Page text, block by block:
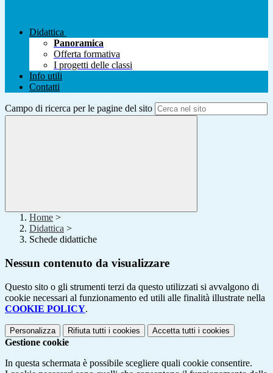
Didattica
Panoramica
Offerta formativa
I progetti delle classi
Info utili
Contatti
Campo di ricerca per le pagine del sito
Home >
Didattica >
Schede didattiche
Nessun contenuto da visualizzare
Questo sito o gli strumenti terzi da questo utilizzati si avvalgono di
cookie necessari al funzionamento ed utili alle finalità illustrate nella
COOKIE POLICY.
Personalizza Rifiuta tutti i cookies Accetta tutti i cookies
Gestione cookie
In questa schermata è possibile scegliere quali cookie consentire.